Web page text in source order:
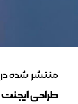
منتشر شده در